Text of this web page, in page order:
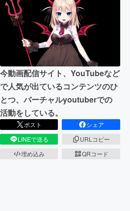
アート・写真
テクノロジー・ガジェット
映像・映画
ビジネス・起業
まちづくり・地域活性化
CAMPFIRE for Social Good
今動画配信サイト、YouTubeなど
で人気が出ているコンテンツのひ
とつ、バーチャルyoutuberでの
活動をしている。
ポスト
シェア
LINEで送る
URLコピー
埋め込み
QRコード